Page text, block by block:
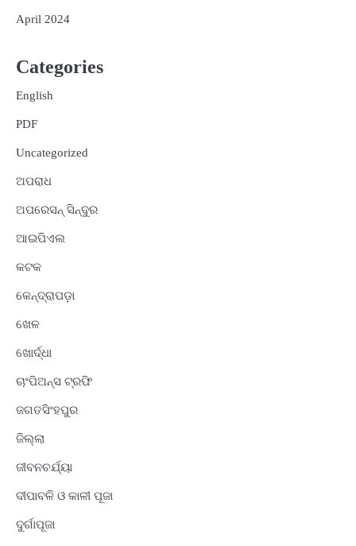
April 2024
Categories
English
PDF
Uncategorized
ଅପରାଧ
ଅପରେସନ୍ ସିନ୍ଦୁର
ଆଇପିଏଲ
କଟକ
କେନ୍ଦ୍ରାପଡ଼ା
ଖେଳ
ଖୋର୍ଦ୍ଧା
ଚାଂପିଅନ୍ସ ଟ୍ରଫି
ଜଗତସିଂହପୁର
ଜିଲ୍ଲା
ଜୀବନଚର୍ଯ୍ୟା
ଦୀପାବଳି ଓ କାଳୀ ପୂଜା
ଦୁର୍ଗାପୂଜା